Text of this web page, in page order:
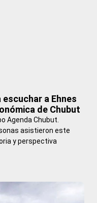
a Ehnes
de Chubut
Agenda Chubut.
asistieron este
y perspectiva